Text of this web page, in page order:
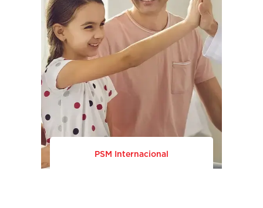
PSM Internacional